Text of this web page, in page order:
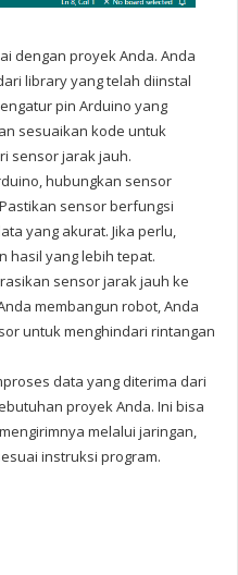
dengan proyek Anda. Anda
library yang telah diinstal
pin Arduino yang
sesuaikan kode untuk
sensor jarak jauh.
hubungkan sensor
sensor berfungsi
yang akurat. Jika perlu,
hasil yang lebih tepat.
sensor jarak jauh ke
membangun robot, Anda
untuk menghindari rintangan
data yang diterima dari
proyek Anda. Ini bisa
melalui jaringan,
instruksi program.